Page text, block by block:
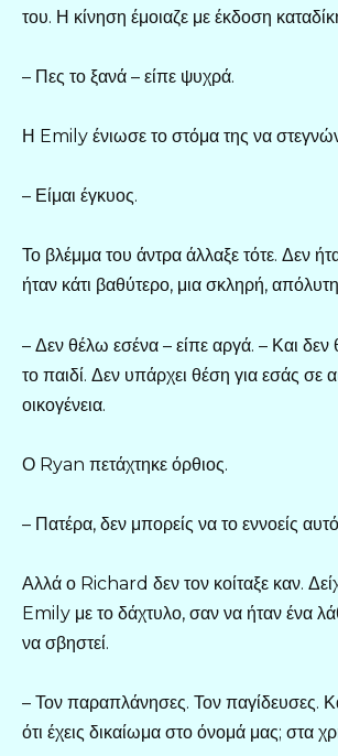
του. Η κίνηση έμοιαζε με έκδοση
– Πες το ξανά – είπε ψυχρά.
Η Emily ένιωσε το στόμα της να
– Είμαι έγκυος.
Το βλέμμα του άντρα άλλαξε τότε. Δεν
ήταν κάτι βαθύτερο, μια σκληρή,
– Δεν θέλω εσένα – είπε αργά. – Και δεν
το παιδί. Δεν υπάρχει θέση για εσάς σε
οικογένεια.
Ο Ryan πετάχτηκε όρθιος.
– Πατέρα, δεν μπορείς να το εννοείς
Αλλά ο Richard δεν τον κοίταξε καν.
Emily με το δάχτυλο, σαν να ήταν ένα
να σβηστεί.
– Τον παραπλάνησες. Τον παγίδευσες.
ότι έχεις δικαίωμα στο όνομά μας; στα